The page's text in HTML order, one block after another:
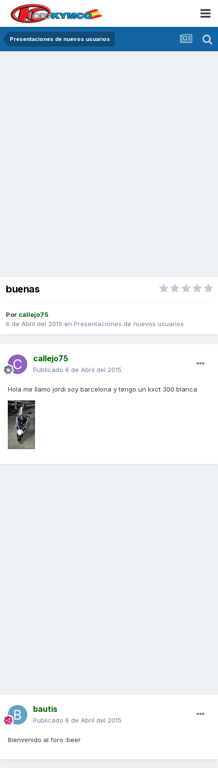
Presentaciones de nuevos usuarios
buenas
Por callejo75
6 de Abril del 2015 en Presentaciones de nuevos usuarios
callejo75
Publicado 6 de Abril del 2015
Hola me llamo jordi soy barcelona y tengo un kxct 300 blanca
bautis
Publicado 6 de Abril del 2015
Bienvenido al foro :beer